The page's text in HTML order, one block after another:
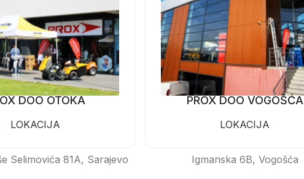
DOO OTOKA
LOKACIJA
Selimovića 81A, Sarajevo
PROX DOO VOGOŠĆA
LOKACIJA
Igmanska 6B, Vogošća